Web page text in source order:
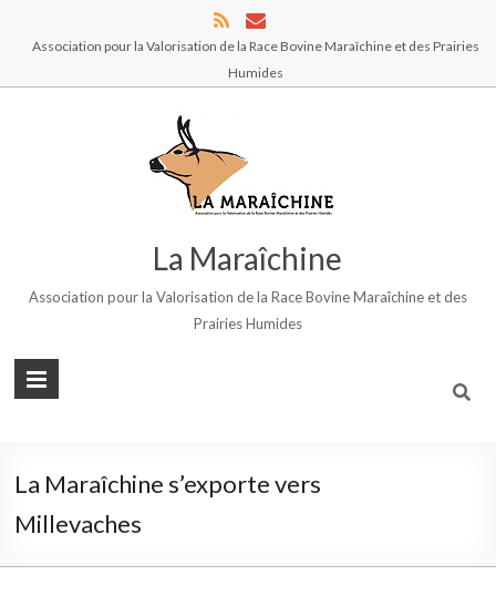
Association pour la Valorisation de la Race Bovine Maraîchine et des Prairies
Humides
La Maraîchine
Association pour la Valorisation de la Race Bovine Maraîchine et des
Prairies Humides
La Maraîchine s’exporte vers
Millevaches